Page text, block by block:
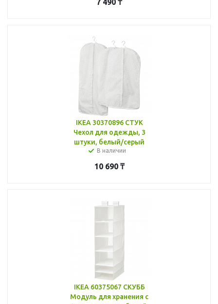
7 490 ₸
IKEA 30370896 СТУК
Чехол для одежды, 3
штуки, белый/серый
В наличии
10 690₸
IKEA 60375067 СКУББ
Модуль для хранения с